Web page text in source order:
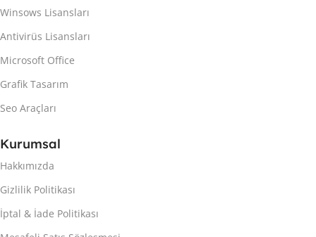
Winsows Lisansları
Antivirüs Lisansları
Microsoft Office
Grafik Tasarım
Seo Araçları
Kurumsal
Hakkımızda
Gizlilik Politikası
İptal & İade Politikası